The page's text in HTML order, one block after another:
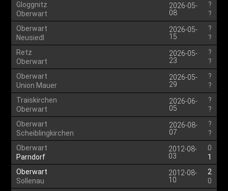
Gloggnitz
Oberwart
2026-05-
08
?
?
Oberwart
Neusiedl
2026-05-
15
?
?
Retz
Oberwart
2026-05-
23
?
?
Oberwart
Union Mauer
2026-05-
29
?
?
Traiskirchen
Oberwart
2026-06-
05
?
?
Oberwart
Scheiblingkirchen
2026-08-
07
?
?
Oberwart
Parndorf
2012-08-
03
0
1
Oberwart
Sollenau
2012-08-
10
2
0